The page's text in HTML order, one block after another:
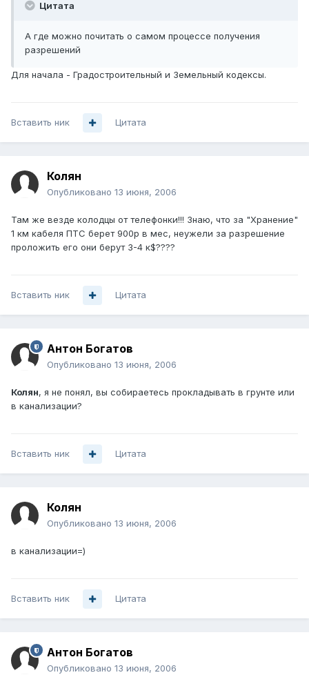
Цитата
А где можно почитать о самом процессе получения
разрешений
Для начала - Градостроительный и Земельный кодексы.
Вставить ник Цитата
Колян
Опубликовано 13 июня, 2006
Там же везде колодцы от телефонки!!! Знаю, что за "Хранение"
1 км кабеля ПТС берет 900р в мес, неужели за разрешение
проложить его они берут 3-4 к$????
Вставить ник Цитата
Антон Богатов
Опубликовано 13 июня, 2006
Колян, я не понял, вы собираетесь прокладывать в грунте или
в канализации?
Вставить ник Цитата
Колян
Опубликовано 13 июня, 2006
в канализации=)
Вставить ник Цитата
Антон Богатов
Опубликовано 13 июня, 2006